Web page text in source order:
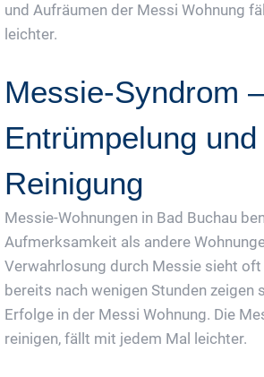
und Aufräumen der Messi Wohnung
leichter.
Messie-Syndrom
Entrümpelung und
Reinigung
Messie-Wohnungen in Bad Buchau
Aufmerksamkeit als andere
Verwahrlosung durch Messie sieht
bereits nach wenigen Stunden zeigen
Erfolge in der Messi Wohnung. Die
reinigen, fällt mit jedem Mal leichter.